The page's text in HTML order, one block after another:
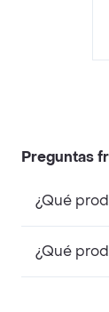
Preguntas
¿Qué
¿Qué